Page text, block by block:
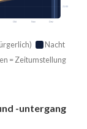
Okt Nov Dez
21:00
Nacht
= Zeitumstellung
-untergang